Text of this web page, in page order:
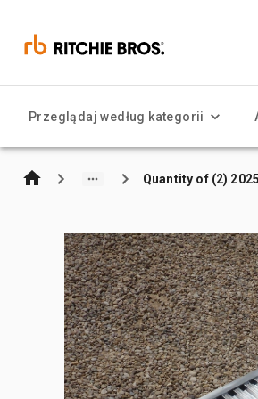
Przeglądaj według kategorii
Quantity of (2)